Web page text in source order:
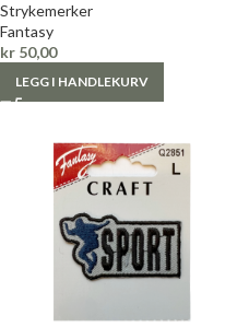
Strykemerker
Fantasy
kr 50,00
LEGG I HANDLEKURV